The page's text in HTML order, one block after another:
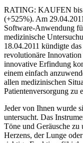
RATING: KAUFEN bis
(+525%). Am
Software-Anwendung
medizinische
18.04.2011 kündigte
revolutionäre
innovative Erfindung
einem einfach
allen medizinischen
Patientenversorgung zu
Jeder von Ihnen wurde
untersucht. Das
Töne und Geräusche zu
Herzens, der Lunge